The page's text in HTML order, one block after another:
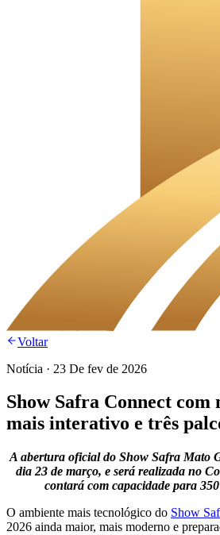
Voltar
Notícia · 23 De fev de 2026
Show Safra Connect com
mais interativo e três
A abertura oficial do Show Safra Mato
dia 23 de março, e será realizada no
contará com capacidade para 350
O ambiente mais tecnológico do Show
2026 ainda maior, mais moderno e